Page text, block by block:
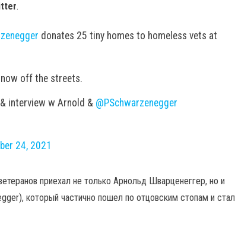
.
donates 25 tiny homes to homeless vets at
off the streets.
interview w Arnold & @PSchwarzenegger
24, 2021
приехал не только Арнольд Шварценеггер, но и
который частично пошел по отцовским стопам и стал